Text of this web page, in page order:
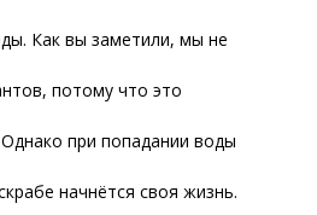
Как вы заметили, мы не
потому что это
при попадании воды
начнётся своя жизнь.